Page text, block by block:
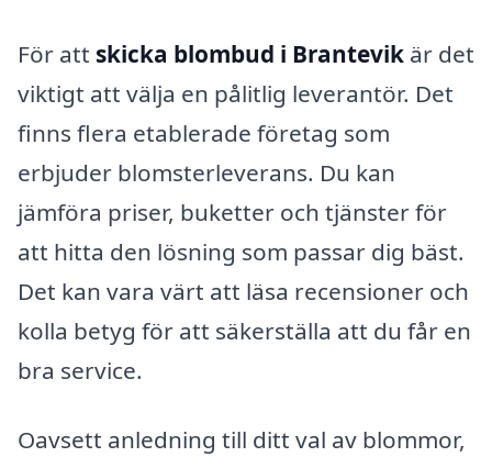
För att skicka blombud i Brantevik är det
viktigt att välja en pålitlig leverantör. Det
finns flera etablerade företag som
erbjuder blomsterleverans. Du kan
jämföra priser, buketter och tjänster för
att hitta den lösning som passar dig bäst.
Det kan vara värt att läsa recensioner och
kolla betyg för att säkerställa att du får en
bra service.
Oavsett anledning till ditt val av blommor,